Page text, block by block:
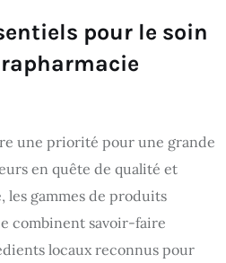
pour le soin
une priorité pour une grande
en quête de qualité et
les gammes de produits
combinent savoir-faire
locaux reconnus pour